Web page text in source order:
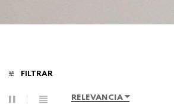
FILTRAR
RELEVANCIA